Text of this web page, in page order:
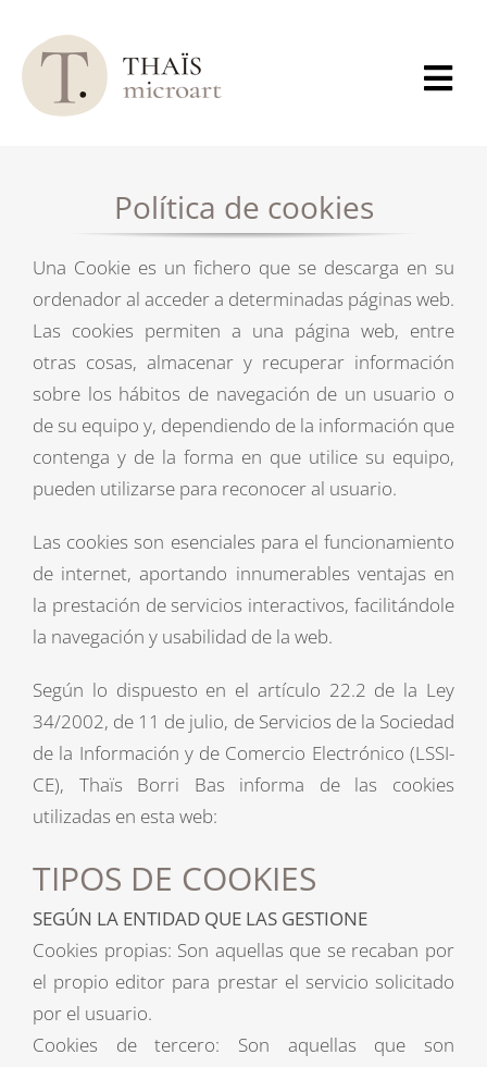
content
MICROPIGMENTACIÓN
CORPORAL
REGENERACIÓN
CAPILAR
PREGUNTAS
FRECUENTES
RECURSOS GRATUITOS
Política de cookies
Una Cookie es un fichero que se descarga en su
ordenador al acceder a determinadas páginas web.
Las cookies permiten a una página web, entre
otras cosas, almacenar y recuperar información
sobre los hábitos de navegación de un usuario o
de su equipo y, dependiendo de la información que
contenga y de la forma en que utilice su equipo,
pueden utilizarse para reconocer al usuario.
Las cookies son esenciales para el funcionamiento
de internet, aportando innumerables ventajas en
la prestación de servicios interactivos, facilitándole
la navegación y usabilidad de la web.
Según lo dispuesto en el artículo 22.2 de la Ley
34/2002, de 11 de julio, de Servicios de la Sociedad
de la Información y de Comercio Electrónico (LSSI-
CE), Thaïs Borri Bas informa de las cookies
utilizadas en esta web:
TIPOS DE COOKIES
SEGÚN LA ENTIDAD QUE LAS GESTIONE
Cookies propias: Son aquellas que se recaban por
el propio editor para prestar el servicio solicitado
por el usuario.
Cookies de tercero: Son aquellas que son